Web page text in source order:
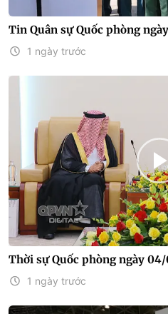
Tin Quân sự Quốc phòng
1 ngày trước
Thời sự Quốc phòng ngày
1 ngày trước